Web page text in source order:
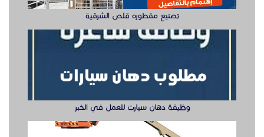
رقم قهوجيين صباب مباشر قهوجي جدة
صبابين وقهوجيين
مباشرين ومباشرات قهوه
قهوجي وصبابين قهوة